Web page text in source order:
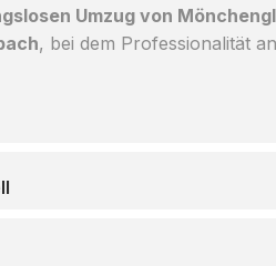
Umzug von
, bei dem Professionalität